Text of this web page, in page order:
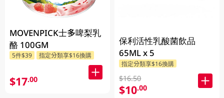
MOVENPICK士多啤梨乳
酪 100GM
5件$39 指定分類享$16換購
$17.00
保利活性乳酸菌飲品
65ML x 5
指定分類享$16換購
$16.50
$10.00